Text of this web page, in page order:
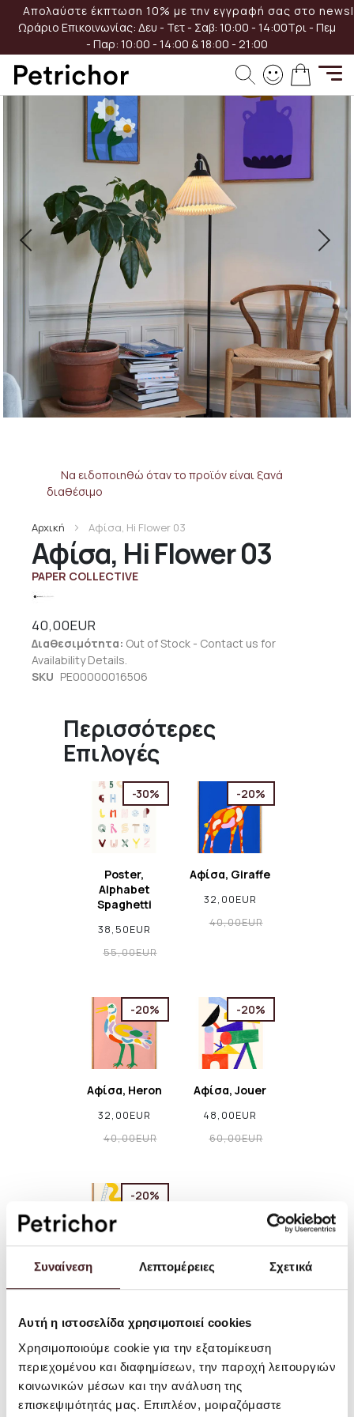
Συναίνεση Λεπτομέρειες Σχετικά
Αυτή η ιστοσελίδα χρησιμοποιεί cookies
Χρησιμοποιούμε cookie για την εξατομίκευση
περιεχομένου και διαφημίσεων, την παροχή λειτουργιών
κοινωνικών μέσων και την ανάλυση της
επισκεψιμότητάς μας. Επιπλέον, μοιραζόμαστε
Μετάβαση
στο
Απολαύστε έκπτωση 10% με την εγγραφή σας στο
Ωράριο Επικοινωνίας: Δευ - Τετ - Σαβ: 10:00 - 14:00Τρι - Πεμ
- Παρ: 10:00 - 14:00 & 18:00 - 21:00
Το
Αφίσα, Hi Flower 03
PAPER COLLECTIVE
Αρχική Αφίσα, Hi Flower 03
Διαθεσιμότητα: Out of Stock - Contact us for
Availability Details.
SKU PE00000016506
40,00EUR
Να ειδοποιηθώ όταν το προϊόν είναι ξανά
διαθέσιμο
Περισσότερες
Επιλογές
-30%
Poster,
Alphabet
Spaghetti
38,50EUR
55,00EUR
-20%
Αφίσα, Giraffe
32,00EUR
40,00EUR
-20%
Αφίσα, Heron
32,00EUR
40,00EUR
-20%
Αφίσα, Jouer
48,00EUR
60,00EUR
-20%
Αφίσα, Glisser
60,00EUR
Μετάβαση
στο